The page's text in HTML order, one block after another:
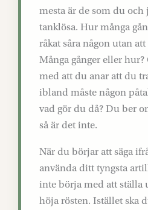
mesta är de som du och
tanklösa. Hur många
råkat såra någon utan
Många gånger eller hur?
med att du anar att du
ibland måste någon
vad gör du då? Du ber
så är det inte.
När du börjar att säga
använda ditt tyngsta
inte börja med att
höja rösten. Istället ska